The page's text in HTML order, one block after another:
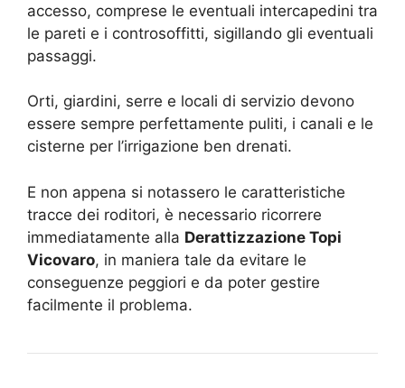
accesso, comprese le eventuali intercapedini tra
le pareti e i controsoffitti, sigillando gli eventuali
passaggi.
Orti, giardini, serre e locali di servizio devono
essere sempre perfettamente puliti, i canali e le
cisterne per l’irrigazione ben drenati.
E non appena si notassero le caratteristiche
tracce dei roditori, è necessario ricorrere
immediatamente alla Derattizzazione Topi
Vicovaro, in maniera tale da evitare le
conseguenze peggiori e da poter gestire
facilmente il problema.